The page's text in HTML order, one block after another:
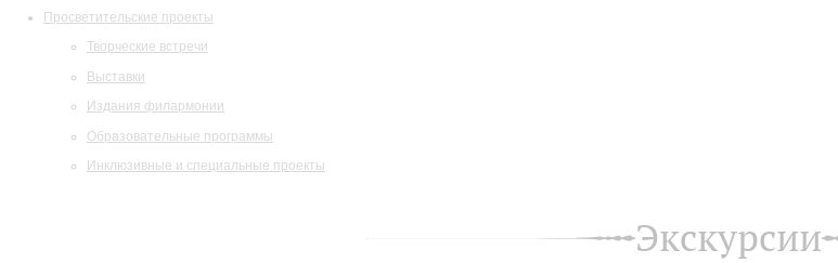
Просветительские проекты
Творческие встречи
Выставки
Издания филармонии
Образовательные программы
Инклюзивные и специальные проекты
Экскурсии